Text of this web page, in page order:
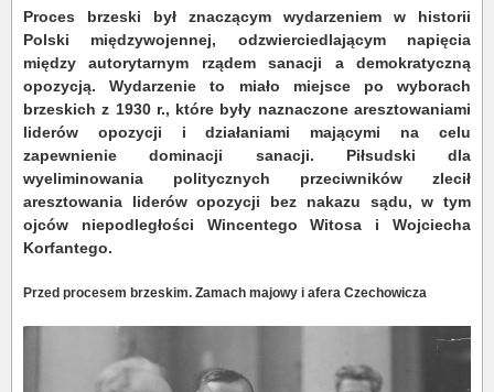
Proces brzeski był znaczącym wydarzeniem w historii
Polski międzywojennej, odzwierciedlającym napięcia
między autorytarnym rządem sanacji a demokratyczną
opozycją. Wydarzenie to miało miejsce po wyborach
brzeskich z 1930 r., które były naznaczone aresztowaniami
liderów opozycji i działaniami mającymi na celu
zapewnienie dominacji sanacji. Piłsudski dla
wyeliminowania politycznych przeciwników zlecił
aresztowania liderów opozycji bez nakazu sądu, w tym
ojców niepodległości Wincentego Witosa i Wojciecha
Korfantego.
Przed procesem brzeskim. Zamach majowy i afera Czechowicza